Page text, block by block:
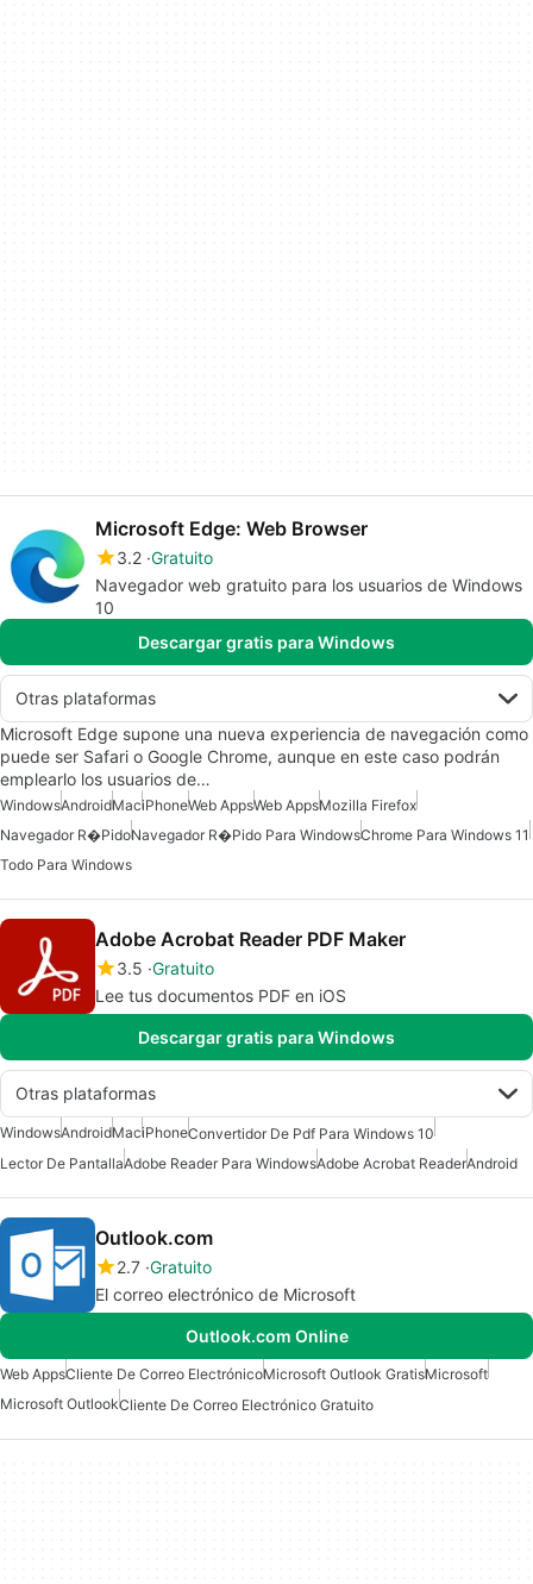
Microsoft Edge: Web Browser
3.2 Gratuito
Navegador web gratuito para los usuarios de Windows
10
Descargar gratis para Windows
Otras plataformas
Microsoft Edge supone una nueva experiencia de navegación como
puede ser Safari o Google Chrome, aunque en este caso podrán
emplearlo los usuarios de…
WindowsAndroidMaciPhoneWeb AppsWeb AppsMozilla Firefox
Navegador R�pidoNavegador R�pido Para WindowsChrome Para Windows 11
Todo Para Windows
Adobe Acrobat Reader PDF Maker
3.5 Gratuito
Lee tus documentos PDF en iOS
Descargar gratis para Windows
Otras plataformas
WindowsAndroidMaciPhoneConvertidor De Pdf Para Windows 10
Lector De PantallaAdobe Reader Para WindowsAdobe Acrobat ReaderAndroid
Outlook.com
2.7 Gratuito
El correo electrónico de Microsoft
Outlook.com Online
Web AppsCliente De Correo ElectrónicoMicrosoft Outlook GratisMicrosoft
Microsoft OutlookCliente De Correo Electrónico Gratuito